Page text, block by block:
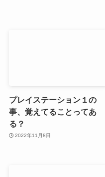
プレイステーション１の
事、覚えてることってあ
る？
2022年11月8日